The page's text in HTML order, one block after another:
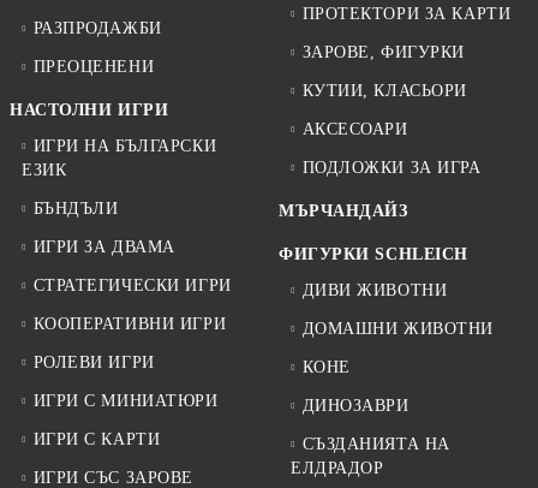
РАЗПРОДАЖБИ
ПРЕОЦЕНЕНИ
НАСТОЛНИ ИГРИ
ИГРИ НА БЪЛГАРСКИ
ЕЗИК
БЪНДЪЛИ
ИГРИ ЗА ДВАМА
СТРАТЕГИЧЕСКИ ИГРИ
КООПЕРАТИВНИ ИГРИ
РОЛЕВИ ИГРИ
ИГРИ С МИНИАТЮРИ
ИГРИ С КАРТИ
ИГРИ СЪС ЗАРОВЕ
ПРОТЕКТОРИ ЗА КАРТИ
ЗАРОВЕ, ФИГУРКИ
КУТИИ, КЛАСЬОРИ
АКСЕСОАРИ
ПОДЛОЖКИ ЗА ИГРА
МЪРЧАНДАЙЗ
ФИГУРКИ SCHLEICH
ДИВИ ЖИВОТНИ
ДОМАШНИ ЖИВОТНИ
КОНЕ
ДИНОЗАВРИ
СЪЗДАНИЯТА НА
ЕЛДРАДОР